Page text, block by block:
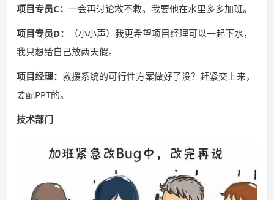
项目专员C： 一会再讨论救不救。我要他在水里多多加班。
项目专员D：
（小小声）我更希望项目经理可以一起下水，
我只想给自己放两天假。
项目经理： 救援系统的可行性方案做好了没？赶紧交上来，
要配PPT的。
技术部门